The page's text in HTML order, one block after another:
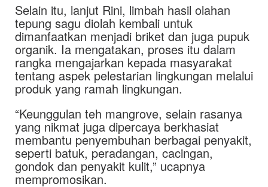
Selain itu, lanjut Rini, limbah hasil olahan
tepung sagu diolah kembali untuk
dimanfaatkan menjadi briket dan juga pupuk
organik. Ia mengatakan, proses itu dalam
rangka mengajarkan kepada masyarakat
tentang aspek pelestarian lingkungan melalui
produk yang ramah lingkungan.
“Keunggulan teh mangrove, selain rasanya
yang nikmat juga dipercaya berkhasiat
membantu penyembuhan berbagai penyakit,
seperti batuk, peradangan, cacingan,
gondok dan penyakit kulit,” ucapnya
mempromosikan.